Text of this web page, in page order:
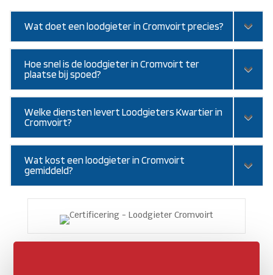
Wat doet een loodgieter in Cromvoirt precies?
Hoe snel is de loodgieter in Cromvoirt ter
plaatse bij spoed?
Welke diensten levert Loodgieters Kwartier in
Cromvoirt?
Wat kost een loodgieter in Cromvoirt
gemiddeld?